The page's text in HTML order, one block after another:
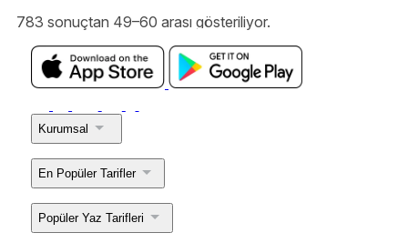
783 sonuçtan 49–60 arası gösteriliyor.
Kurumsal
En Popüler Tarifler
Popüler Yaz Tarifleri